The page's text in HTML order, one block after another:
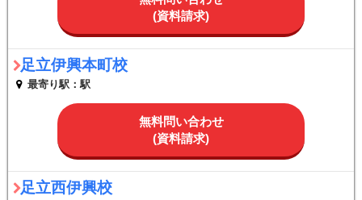
(資料請求)
足立伊興本町校
最寄り駅：駅
無料問い合わせ
(資料請求)
足立西伊興校